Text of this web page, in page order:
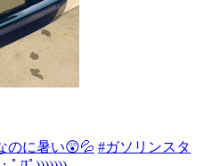
のに暑い😲💦 #ガソリンスタ